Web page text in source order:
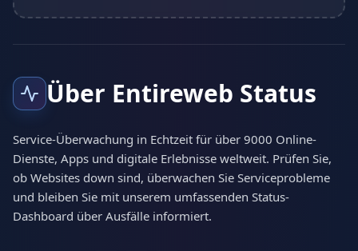
Über Entireweb Status
Service-Überwachung in Echtzeit für über 9000 Online-
Dienste, Apps und digitale Erlebnisse weltweit. Prüfen Sie,
ob Websites down sind, überwachen Sie Serviceprobleme
und bleiben Sie mit unserem umfassenden Status-
Dashboard über Ausfälle informiert.